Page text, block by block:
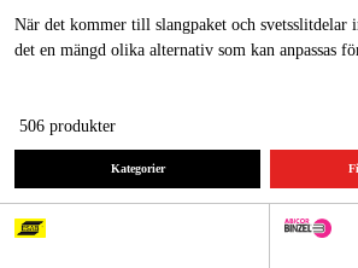
Suomi
Norge
Deutschland
Garage & verkstad
Arbetskläder & skydd
El & bygg
Skog & trädgård
När det kommer till slangpaket och svetsslitdelar
det en mängd olika alternativ som kan anpassas
506 produkter
Kategorier